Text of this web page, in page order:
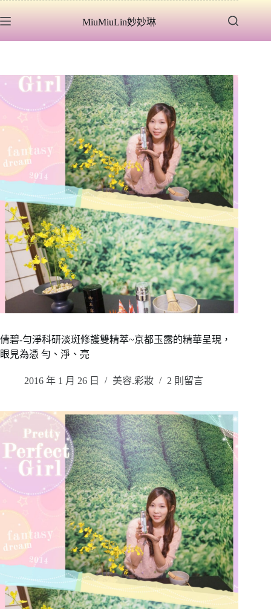
至
MiuMiuLin妙妙琳
倩碧-勻淨科研淡斑修護雙精萃~京都玉露的精華呈現，
眼見為憑 勻、淨、亮
2016 年 1 月 26 日 美容.彩妝 2 則留言